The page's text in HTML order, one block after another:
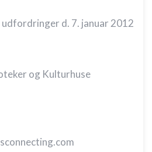
d. 7. januar 2012
og Kulturhuse